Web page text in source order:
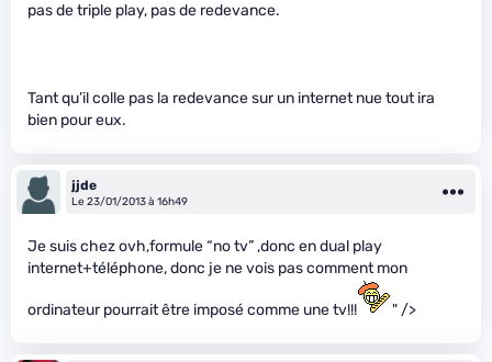
pas de triple play, pas de redevance.
Tant qu’il colle pas la redevance sur un internet nue tout ira
bien pour eux.
jjde
Le 23/01/2013 à 16h49
Je suis chez ovh,formule “no tv” ,donc en dual play
internet+téléphone, donc je ne vois pas comment mon
ordinateur pourrait être imposé comme une tv!!! " />